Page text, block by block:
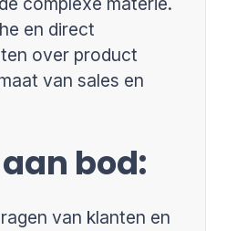
en direct
over product
van sales en
bod:
van klanten en